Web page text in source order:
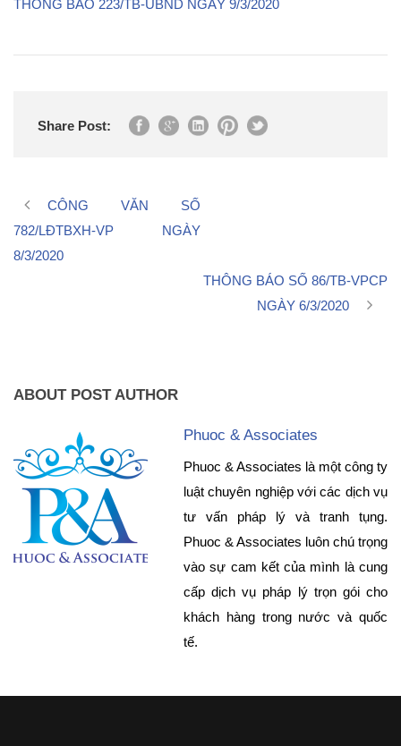
THÔNG BÁO 223/TB-UBND NGÀY 9/3/2020
Share Post:
CÔNG VĂN SỐ
782/LĐTBXH-VP NGÀY
8/3/2020
THÔNG BÁO SỐ 86/TB-VPCP
NGÀY 6/3/2020
ABOUT POST AUTHOR
Phuoc & Associates
Phuoc & Associates là một công ty
luật chuyên nghiệp với các dịch vụ
tư vấn pháp lý và tranh tụng.
Phuoc & Associates luôn chú trọng
vào sự cam kết của mình là cung
cấp dịch vụ pháp lý trọn gói cho
khách hàng trong nước và quốc
tế.